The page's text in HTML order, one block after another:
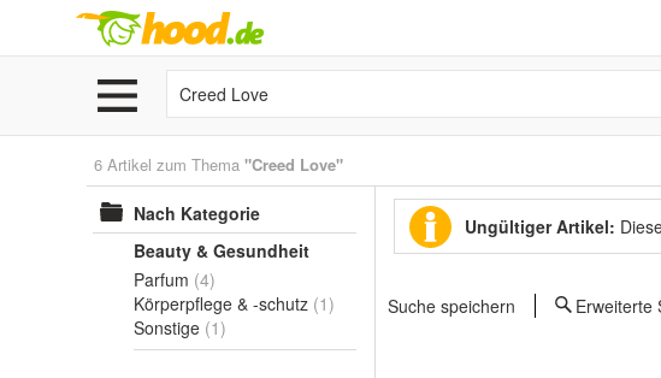
6 Artikel zum Thema "Creed Love"
Nach Kategorie
Beauty & Gesundheit
Parfum (4)
Körperpflege & -schutz (1)
Sonstige (1)
Ungültiger Artikel:
Suche speichern Erweiterte